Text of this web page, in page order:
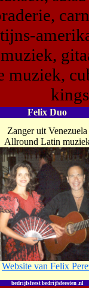
muziek,
Felix Duo
Zanger uit Venezuela
Allround Latin
Website van Felix
bedrijfsfeest bedrijfsfeesten .nl